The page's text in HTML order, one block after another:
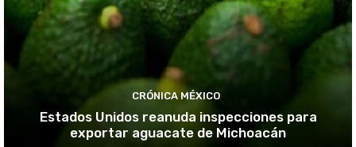
CRÓNICA MÉXICO
Estados Unidos reanuda inspecciones para
exportar aguacate de Michoacán